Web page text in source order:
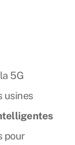
5G
usines
pour